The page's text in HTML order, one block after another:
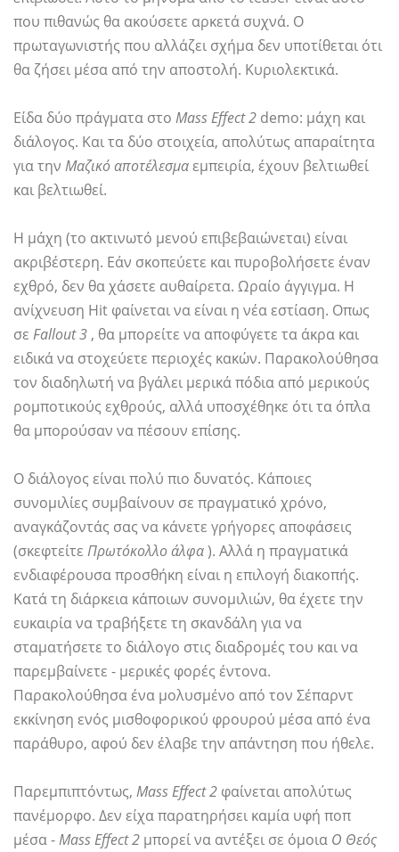
που πιθανώς θα ακούσετε αρκετά συχνά. Ο
πρωταγωνιστής που αλλάζει σχήμα δεν υποτίθεται ότι
θα ζήσει μέσα από την αποστολή. Κυριολεκτικά.
Είδα δύο πράγματα στο Mass Effect 2 demo: μάχη και
διάλογος. Και τα δύο στοιχεία, απολύτως απαραίτητα
για την Μαζικό αποτέλεσμαεμπειρία, έχουν βελτιωθεί
και βελτιωθεί.
Η μάχη (το ακτινωτό μενού επιβεβαιώνεται) είναι
ακριβέστερη. Εάν σκοπεύετε και πυροβολήσετε έναν
εχθρό, δεν θα χάσετε αυθαίρετα. Ωραίο άγγιγμα. Η
ανίχνευση Hit φαίνεται να είναι η νέα εστίαση. Οπως
σε Fallout 3 , θα μπορείτε να αποφύγετε τα άκρα και
ειδικά να στοχεύετε περιοχές κακών. Παρακολούθησα
τον διαδηλωτή να βγάλει μερικά πόδια από μερικούς
ρομποτικούς εχθρούς, αλλά υποσχέθηκε ότι τα όπλα
θα μπορούσαν να πέσουν επίσης.
Ο διάλογος είναι πολύ πιο δυνατός. Κάποιες
συνομιλίες συμβαίνουν σε πραγματικό χρόνο,
αναγκάζοντάς σας να κάνετε γρήγορες αποφάσεις
(σκεφτείτε Πρωτόκολλο άλφα). Αλλά η πραγματικά
ενδιαφέρουσα προσθήκη είναι η επιλογή διακοπής.
Κατά τη διάρκεια κάποιων συνομιλιών, θα έχετε την
ευκαιρία να τραβήξετε τη σκανδάλη για να
σταματήσετε το διάλογο στις διαδρομές του και να
παρεμβαίνετε - μερικές φορές έντονα.
Παρακολούθησα ένα μολυσμένο από τον Σέπαρντ
εκκίνηση ενός μισθοφορικού φρουρού μέσα από ένα
παράθυρο, αφού δεν έλαβε την απάντηση που ήθελε.
Παρεμπιπτόντως, Mass Effect 2 φαίνεται απολύτως
πανέμορφο. Δεν είχα παρατηρήσει καμία υφή ποπ
μέσα -Mass Effect 2 μπορεί να αντέξει σε όμοια Ο Θεός